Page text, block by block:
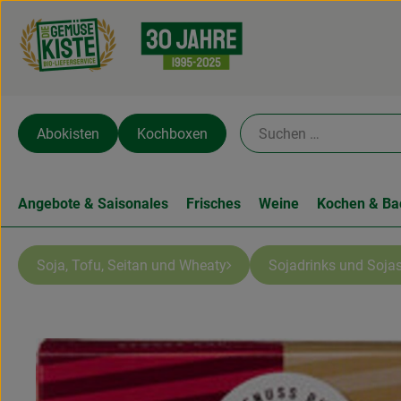
Abokisten Kochboxen
Angebote & Saisonales Frisches Weine Kochen &
Soja, Tofu, Seitan und Wheaty Sojadrinks und